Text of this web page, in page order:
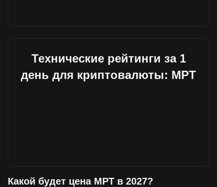
Технические рейтинги за 1
день для криптовалюты: MPT
Какой будет цена MPT в 2027?